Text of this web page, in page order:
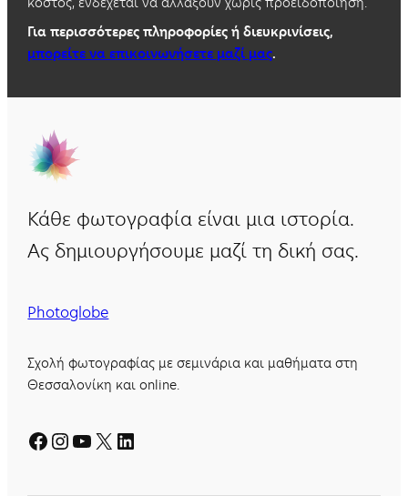
Για περισσότερες πληροφορίες ή διευκρινίσεις,
μπορείτε να επικοινωνήσετε μαζί μας.
Κάθε φωτογραφία είναι μια ιστορία.
Ας δημιουργήσουμε μαζί τη δική σας.
Photoglobe
Σχολή φωτογραφίας με σεμινάρια και μαθήματα στη
Θεσσαλονίκη και online.
Facebook
Instagram
YouTube
X Linkedin